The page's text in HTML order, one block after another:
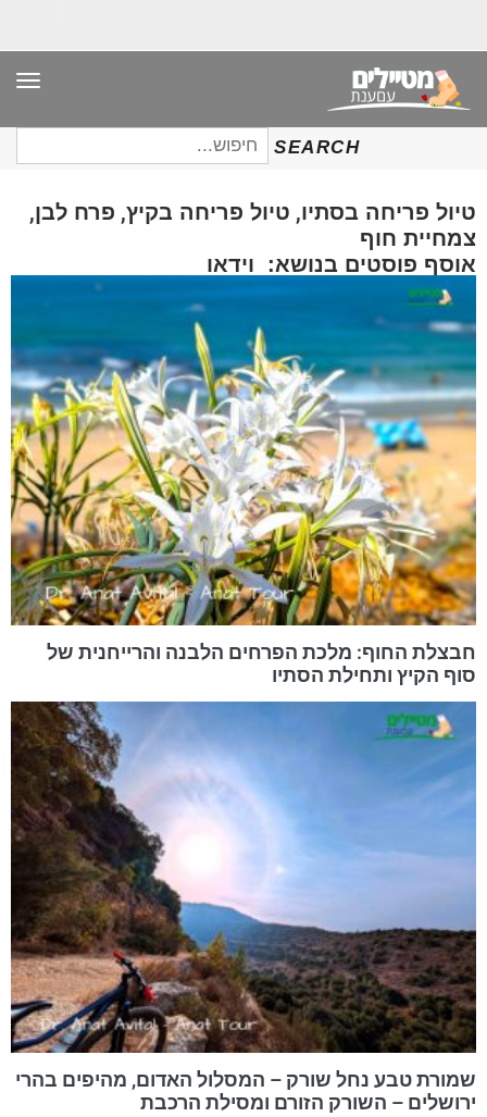
SEARCH
חיפוש
עבור:
טיול פריחה בסתיו, טיול פריחה בקיץ, פרח לבן,
צמחיית חוף
אוסף פוסטים בנושא: וידאו
חבצלת החוף: מלכת הפרחים הלבנה והרייחנית של
סוף הקיץ ותחילת הסתיו
שמורת טבע נחל שורק – המסלול האדום, מהיפים בהרי
ירושלים – השורק הזורם ומסילת הרכבת